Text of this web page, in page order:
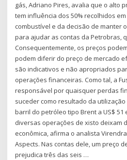
gás, Adriano Pires, avalia que o alto
tem influência dos 50% recolhidos
combustível e da decisão de manter
para ajudar as contas da Petrobras,
Consequentemente, os preços
podem diferir do preço de mercado
são indicativos e não apropriados
operações financeiras. Como tal, a
responsável por quaisquer perdas
suceder como resultado da
barril do petróleo tipo Brent a US$ 51
diversas operações de xisto deixam
econômica, afirma o analista
Aspects. Nas contas dele, um preço
prejudica três das seis …